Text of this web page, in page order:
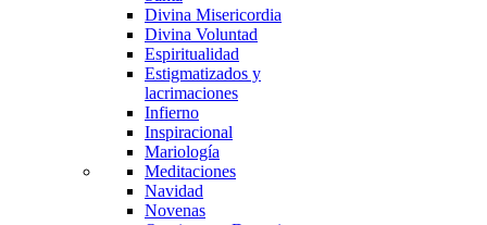
Divina Misericordia
Divina Voluntad
Espiritualidad
Estigmatizados y
lacrimaciones
Infierno
Inspiracional
Mariología
Meditaciones
Navidad
Novenas